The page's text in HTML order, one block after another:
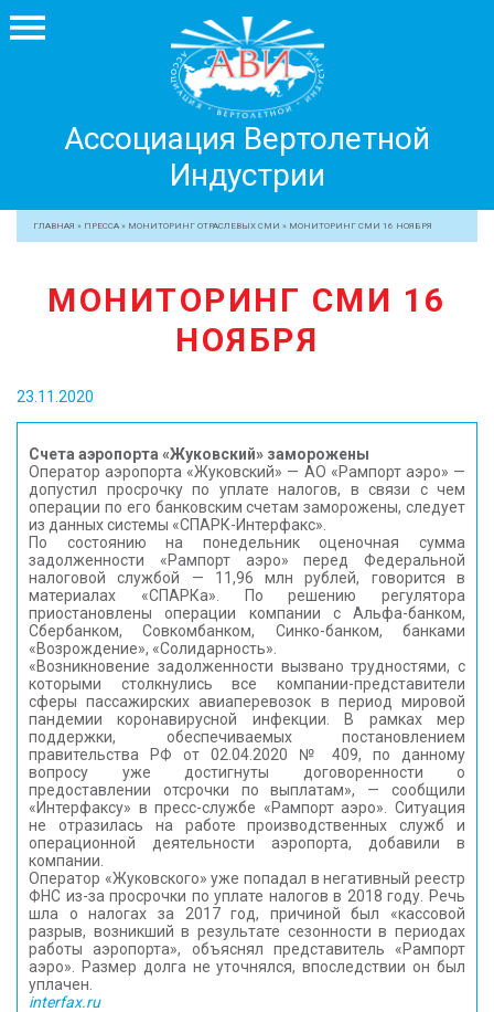
Ассоциация Вертолетной
Индустрии
Вертолетной
Индустрии
+7 499 755 99 29
ЧЛЕНЫ АВИ
ЖУРНАЛ
ПРЕССА
МЕДИА
КОНТАКТЫ
ГЛАВНАЯ » ПРЕССА » МОНИТОРИНГ ОТРАСЛЕВЫХ СМИ » МОНИТОРИНГ СМИ 16 НОЯБРЯ
МОНИТОРИНГ СМИ 16
НОЯБРЯ
23.11.2020
Счета аэропорта «Жуковский» заморожены
Оператор аэропорта «Жуковский» — АО «Рампорт аэро» —
допустил просрочку по уплате налогов, в связи с чем
операции по его банковским счетам заморожены, следует
из данных системы «СПАРК-Интерфакс».
По состоянию на понедельник оценочная сумма
задолженности «Рампорт аэро» перед Федеральной
налоговой службой — 11,96 млн рублей, говорится в
материалах «СПАРКа». По решению регулятора
приостановлены операции компании с Альфа-банком,
Сбербанком, Совкомбанком, Синко-банком, банками
«Возрождение», «Солидарность».
«Возникновение задолженности вызвано трудностями, с
которыми столкнулись все компании-представители
сферы пассажирских авиаперевозок в период мировой
пандемии коронавирусной инфекции. В рамках мер
поддержки, обеспечиваемых постановлением
правительства РФ от 02.04.2020 № 409, по данному
вопросу уже достигнуты договоренности о
предоставлении отсрочки по выплатам», — сообщили
«Интерфаксу» в пресс-службе «Рампорт аэро». Ситуация
не отразилась на работе производственных служб и
операционной деятельности аэропорта, добавили в
компании.
Оператор «Жуковского» уже попадал в негативный реестр
ФНС из-за просрочки по уплате налогов в 2018 году. Речь
шла о налогах за 2017 год, причиной был «кассовой
разрыв, возникший в результате сезонности в периодах
работы аэропорта», объяснял представитель «Рампорт
аэро». Размер долга не уточнялся, впоследствии он был
уплачен.
interfax.ru